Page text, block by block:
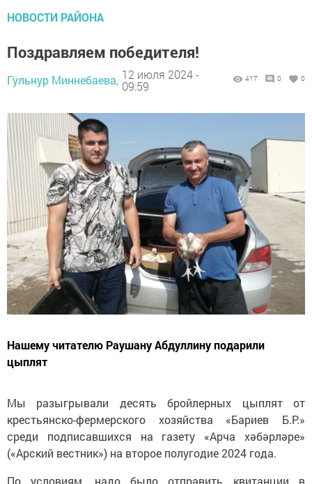
НОВОСТИ РАЙОНА
Поздравляем победителя!
Гульнур Миннебаева, 12 июля 2024 -
09:59
Нашему читателю Раушану Абдуллину подарили
цыплят
Мы разыгрывали десять бройлерных цыплят от
крестьянско-фермерского хозяйства «Бариев Б.Р.»
среди подписавшихся на газету «Арча хәбәрләре»
(«Арский вестник») на второе полугодие 2024 года.
По условиям, надо было отправить квитанции в